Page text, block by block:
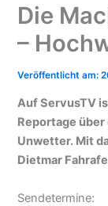
Die
–
Auf ServusTV
Reportage
Unwetter. Mit
Dietmar
Sendetermine: